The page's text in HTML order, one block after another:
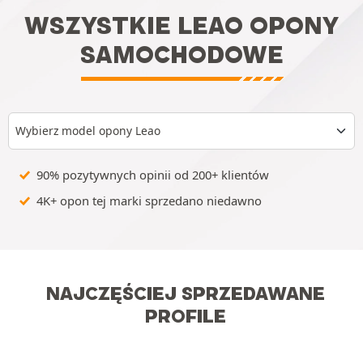
WSZYSTKIE LEAO OPONY
SAMOCHODOWE
Wybierz model opony Leao
90% pozytywnych opinii od 200+ klientów
4K+ opon tej marki sprzedano niedawno
NAJCZĘŚCIEJ SPRZEDAWANE
PROFILE